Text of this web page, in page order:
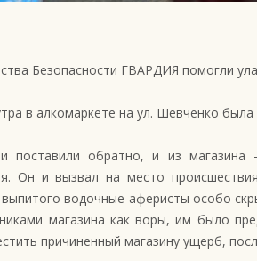
Безопасности ГВАРДИЯ помогли
в алкомаркете на ул. Шевченко
поставили обратно, и из
Он и вызвал на место
водочные аферисты особо
магазина как воры, им было
причиненный магазину ущерб,